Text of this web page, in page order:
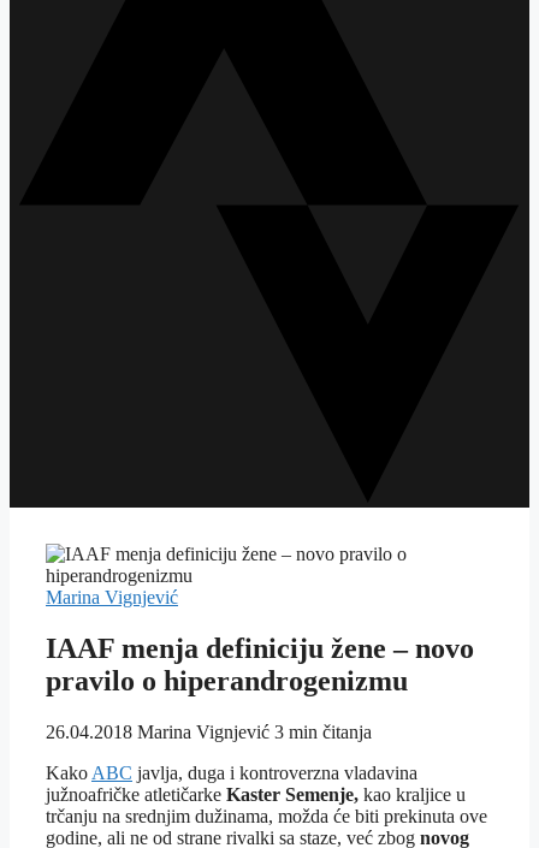
Marina Vignjević
IAAF menja definiciju žene – novo
pravilo o hiperandrogenizmu
26.04.2018 Marina Vignjević 3 min čitanja
Kako ABC javlja, duga i kontroverzna vladavina
južnoafričke atletičarke Kaster Semenje, kao kraljice u
trčanju na srednjim dužinama, možda će biti prekinuta ove
godine, ali ne od strane rivalki sa staze, već zbog novog